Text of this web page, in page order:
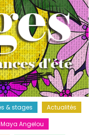
& stages
Actualités
Angelou